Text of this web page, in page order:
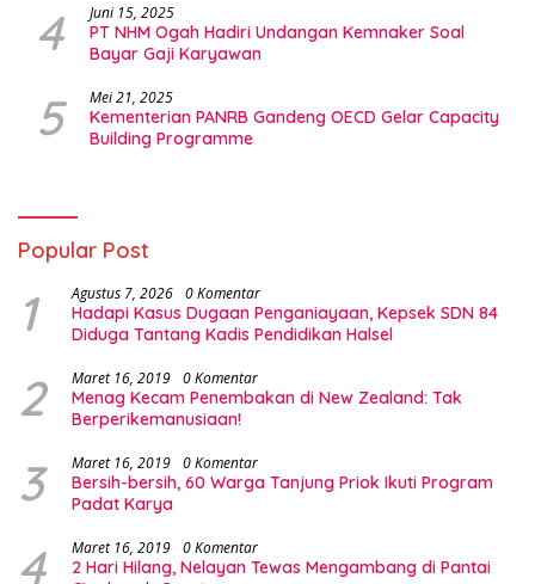
4 Juni 15, 2025
PT NHM Ogah Hadiri Undangan Kemnaker Soal
Bayar Gaji Karyawan
5 Mei 21, 2025
Kementerian PANRB Gandeng OECD Gelar Capacity
Building Programme
Popular Post
1 Agustus 7, 2026 0 Komentar
Hadapi Kasus Dugaan Penganiayaan, Kepsek SDN 84
Diduga Tantang Kadis Pendidikan Halsel
2 Maret 16, 2019 0 Komentar
Menag Kecam Penembakan di New Zealand: Tak
Berperikemanusiaan!
3 Maret 16, 2019 0 Komentar
Bersih-bersih, 60 Warga Tanjung Priok Ikuti Program
Padat Karya
4 Maret 16, 2019 0 Komentar
2 Hari Hilang, Nelayan Tewas Mengambang di Pantai